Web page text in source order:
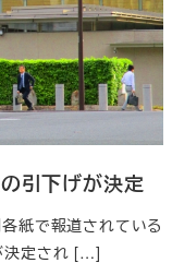
の引下げが決定
紙で報道されている
決定され […]